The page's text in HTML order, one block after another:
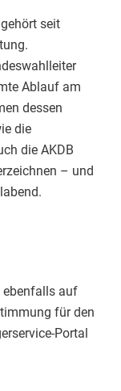
seit
Ablauf am
dessen
die
die AKDB
– und
ebenfalls auf
für den
Portal